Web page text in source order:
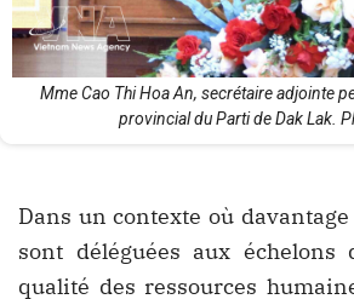
Mme Cao Thi Hoa An, secrétaire adjointe
provincial du Parti de Dak Lak.
Dans un contexte où
sont déléguées aux
qualité des ressources